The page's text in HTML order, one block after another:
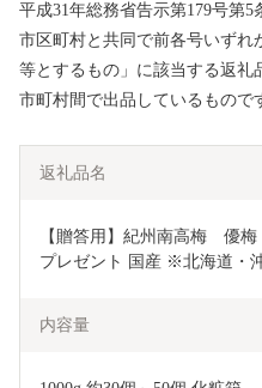
平成31年総務省告示第179号第
市区町村と共同で前各号いずれ
等とするもの」に該当する返礼
市町村間で出品しているもので
返礼品名
【贈答用】紀州南高梅　優
プレゼント 国産 ※北海道・
内容量